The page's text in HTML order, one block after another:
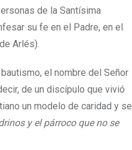
de la Santísima
su fe en el Padre, en el
Arlés).
bautismo, el nombre del Señor
de un discípulo que vivió
un modelo de caridad y se
y el párroco que no se